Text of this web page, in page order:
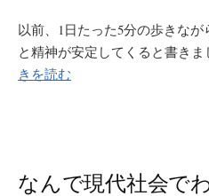
以前、1日たった5分の歩きな
と精神が安定してくると書き
きを読む
なんで現代社会で